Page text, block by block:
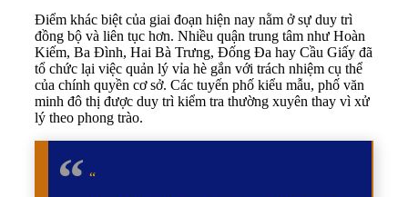
Điểm khác biệt của giai đoạn hiện nay nằm ở sự duy trì
đồng bộ và liên tục hơn. Nhiều quận trung tâm như Hoàn
Kiếm, Ba Đình, Hai Bà Trưng, Đống Đa hay Cầu Giấy đã
tổ chức lại việc quản lý vỉa hè gắn với trách nhiệm cụ thể
của chính quyền cơ sở. Các tuyến phố kiểu mẫu, phố văn
minh đô thị được duy trì kiểm tra thường xuyên thay vì xử
lý theo phong trào.
“